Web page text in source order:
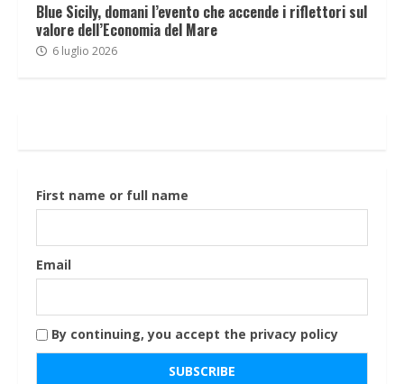
Blue Sicily, domani l’evento che accende i riflettori sul
valore dell’Economia del Mare
6 luglio 2026
First name or full name
Email
By continuing, you accept the privacy policy